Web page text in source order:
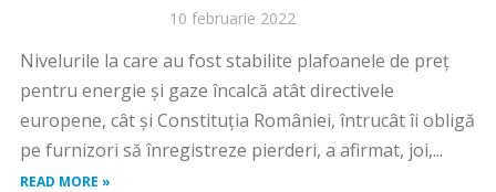
10 februarie 2022
Nivelurile la care au fost stabilite plafoanele de preţ
pentru energie şi gaze încalcă atât directivele
europene, cât şi Constituţia României, întrucât îi obligă
pe furnizori să înregistreze pierderi, a afirmat, joi,...
READ MORE »